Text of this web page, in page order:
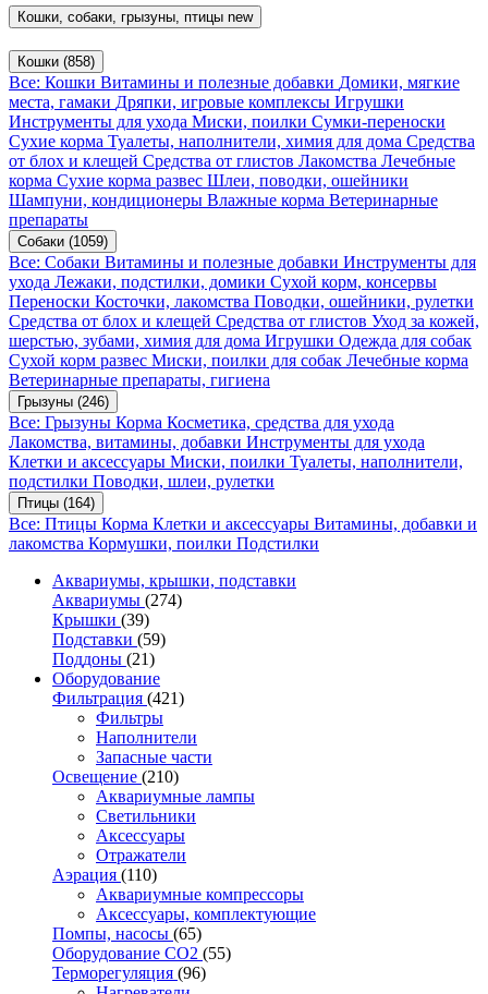
Кошки, собаки, грызуны, птицы new
Кошки (858)
Все: Кошки Витамины и полезные добавки Домики, мягкие
места, гамаки Дряпки, игровые комплексы Игрушки
Инструменты для ухода Миски, поилки Сумки-переноски
Сухие корма Туалеты, наполнители, химия для дома Средства
от блох и клещей Средства от глистов Лакомства Лечебные
корма Сухие корма развес Шлеи, поводки, ошейники
Шампуни, кондиционеры Влажные корма Ветеринарные
препараты
Собаки (1059)
Все: Собаки Витамины и полезные добавки Инструменты для
ухода Лежаки, подстилки, домики Сухой корм, консервы
Переноски Косточки, лакомства Поводки, ошейники, рулетки
Средства от блох и клещей Средства от глистов Уход за кожей,
шерстью, зубами, химия для дома Игрушки Одежда для собак
Сухой корм развес Миски, поилки для собак Лечебные корма
Ветеринарные препараты, гигиена
Грызуны (246)
Все: Грызуны Корма Косметика, средства для ухода
Лакомства, витамины, добавки Инструменты для ухода
Клетки и аксессуары Миски, поилки Туалеты, наполнители,
подстилки Поводки, шлеи, рулетки
Птицы (164)
Все: Птицы Корма Клетки и аксессуары Витамины, добавки и
лакомства Кормушки, поилки Подстилки
Аквариумы, крышки, подставки
Аквариумы (274)
Крышки (39)
Подставки (59)
Поддоны (21)
Оборудование
Фильтрация (421)
Фильтры
Наполнители
Запасные части
Освещение (210)
Аквариумные лампы
Светильники
Аксессуары
Отражатели
Аэрация (110)
Аквариумные компрессоры
Аксессуары, комплектующие
Помпы, насосы (65)
Оборудование CO2 (55)
Терморегуляция (96)